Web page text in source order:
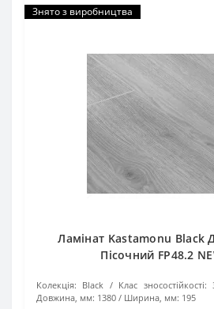
Знято з виробництва
Ламінат Kastamonu Black
Пісочний FP48.2
Колекція: Black Клас зносостійкості:
Довжина, мм: 1380 Ширина, мм: 195